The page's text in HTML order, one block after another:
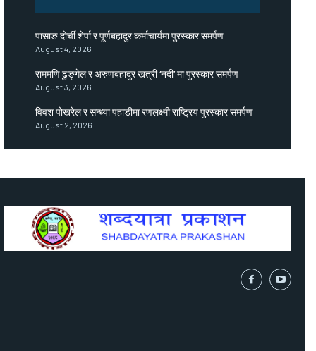
पासाङ दोर्ची शेर्पा र पूर्णबहादुर कर्माचार्यमा पुरस्कार समर्पण
August 4, 2026
राममणि ढुङ्गेल र अरुणबहादुर खत्री ‘नदी’ मा पुरस्कार समर्पण
August 3, 2026
विवश पोखरेल र सन्ध्या पहाडीमा रणलक्ष्मी राष्ट्रिय पुरस्कार समर्पण
August 2, 2026